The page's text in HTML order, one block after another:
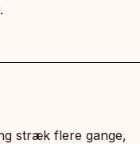
stræk flere gange,